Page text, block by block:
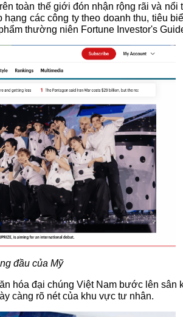
toàn thế giới đón nhận rộng rãi và
các công ty theo doanh thu, tiêu
thường niên Fortune Investor's
đầu của Mỹ
hóa đại chúng Việt Nam bước lên
càng rõ nét của khu vực tư nhân.